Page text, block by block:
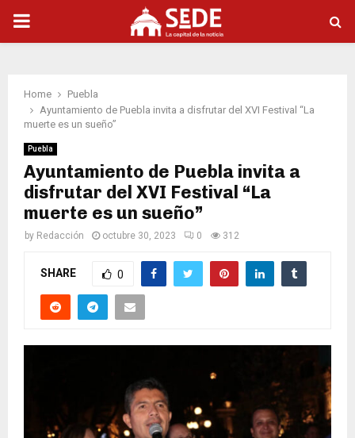
PRIMARY
Home
Puebla
Ayuntamiento de Puebla invita a disfrutar del XVI Festival “La
muerte es un sueño”
Puebla
Ayuntamiento de Puebla invita a
disfrutar del XVI Festival “La
muerte es un sueño”
by Redacción octubre 30, 2023 0 312
SHARE 0